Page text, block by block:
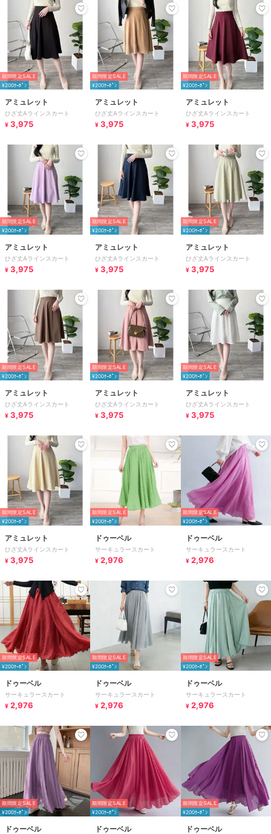
期間限定SALE
¥200ｸｰﾎﾟﾝ
アミュレット
ひざ丈Aラインスカート
¥ 3,975
期間限定SALE
¥200ｸｰﾎﾟﾝ
アミュレット
ひざ丈Aラインスカート
¥ 3,975
期間限定SALE
¥200ｸｰﾎﾟﾝ
アミュレット
ひざ丈Aラインスカート
¥ 3,975
期間限定SALE
¥200ｸｰﾎﾟﾝ
アミュレット
ひざ丈Aラインスカート
¥ 3,975
期間限定SALE
¥200ｸｰﾎﾟﾝ
アミュレット
ひざ丈Aラインスカート
¥ 3,975
期間限定SALE
¥200ｸｰﾎﾟﾝ
アミュレット
ひざ丈Aラインスカート
¥ 3,975
期間限定SALE
¥200ｸｰﾎﾟﾝ
アミュレット
ひざ丈Aラインスカート
¥ 3,975
期間限定SALE
¥200ｸｰﾎﾟﾝ
アミュレット
ひざ丈Aラインスカート
¥ 3,975
期間限定SALE
¥200ｸｰﾎﾟﾝ
アミュレット
ひざ丈Aラインスカート
¥ 3,975
期間限定SALE
¥200ｸｰﾎﾟﾝ
アミュレット
ひざ丈Aラインスカート
¥ 3,975
期間限定SALE
¥200ｸｰﾎﾟﾝ
ドゥーベル
サーキュラースカート
¥ 2,976
期間限定SALE
¥200ｸｰﾎﾟﾝ
ドゥーベル
サーキュラースカート
¥ 2,976
期間限定SALE
¥200ｸｰﾎﾟﾝ
ドゥーベル
サーキュラースカート
¥ 2,976
期間限定SALE
¥200ｸｰﾎﾟﾝ
ドゥーベル
サーキュラースカート
¥ 2,976
期間限定SALE
¥200ｸｰﾎﾟﾝ
ドゥーベル
サーキュラースカート
¥ 2,976
期間限定SALE
¥200ｸｰﾎﾟﾝ
ドゥーベル
期間限定SALE
¥200ｸｰﾎﾟﾝ
ドゥーベル
期間限定SALE
¥200ｸｰﾎﾟﾝ
ドゥーベル